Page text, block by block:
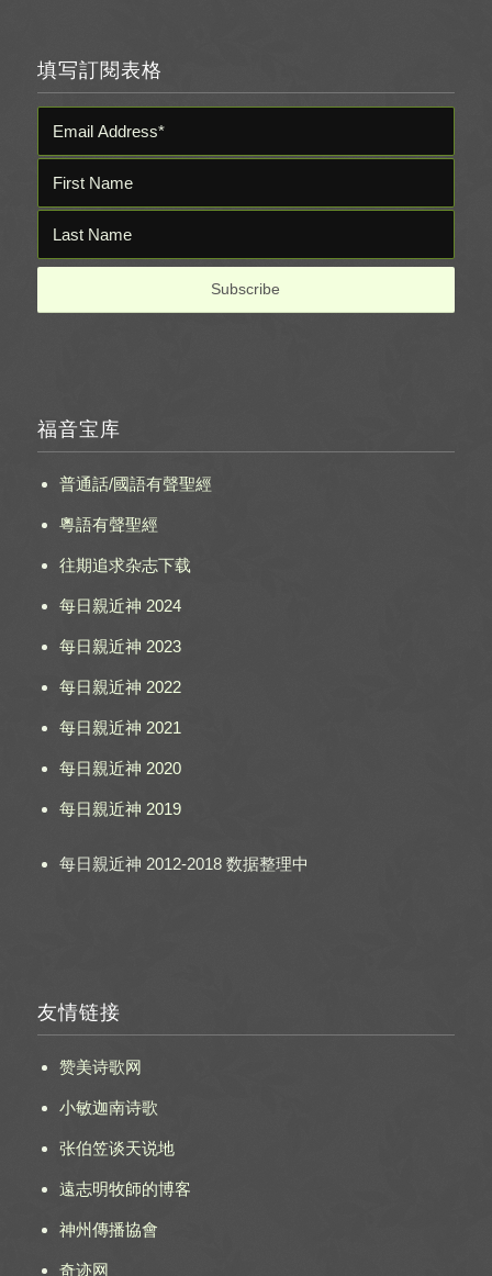
填写訂閱表格
福音宝库
普通話/國語有聲聖經
粵語有聲聖經
往期追求杂志下载
每日親近神 2024
每日親近神 2023
每日親近神 2022
每日親近神 2021
每日親近神 2020
每日親近神 2019
每日親近神 2012-2018 数据整理中
友情链接
赞美诗歌网
小敏迦南诗歌
张伯笠谈天说地
遠志明牧師的博客
神州傳播協會
奇迹网